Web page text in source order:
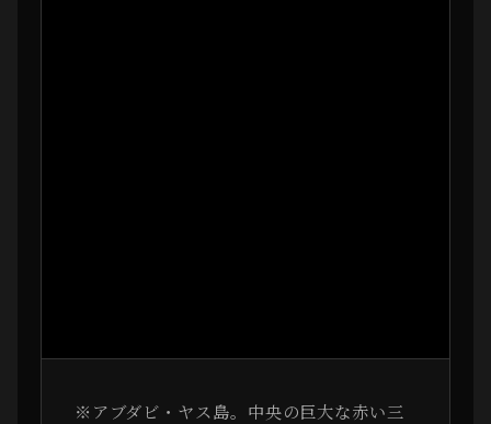
※アブダビ・ヤス島。中央の巨大な赤い三